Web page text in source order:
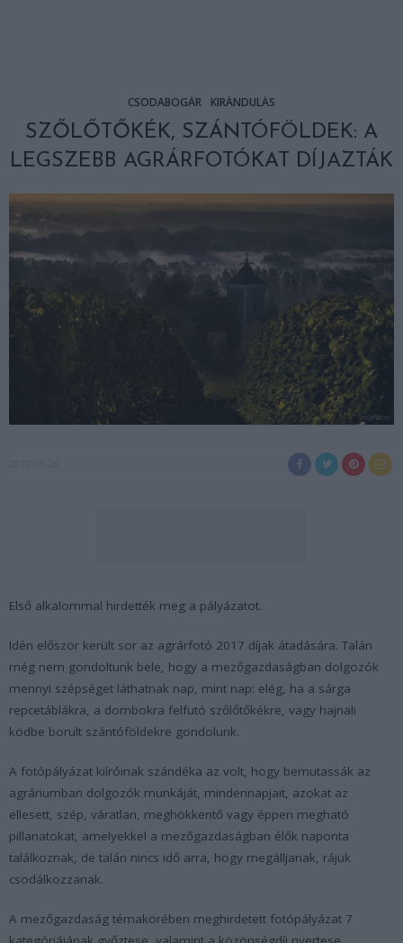
CSODABOGÁR KIRÁNDULÁS
SZŐLŐTŐKÉK, SZÁNTÓFÖLDEK: A
LEGSZEBB AGRÁRFOTÓKAT DÍJAZTÁK
Első alkalommal hirdették meg a pályázatot.
Idén először került sor az agrárfotó 2017 díjak átadására. Talán
még nem gondoltunk bele, hogy a mezőgazdaságban dolgozók
mennyi szépséget láthatnak nap, mint nap: elég, ha a sárga
repcetáblákra, a dombokra felfutó szőlőtőkékre, vagy hajnali
ködbe borult szántóföldekre gondolunk.
A fotópályázat kiíróinak szándéka az volt, hogy bemutassák az
agráriumban dolgozók munkáját, mindennapjait, azokat az
ellesett, szép, váratlan, meghökkentő vagy éppen megható
pillanatokat, amelyekkel a mezőgazdaságban élők naponta
találkoznak, de talán nincs idő arra, hogy megálljanak, rájuk
csodálkozzanak.
A mezőgazdaság témakörében meghirdetett fotópályázat 7